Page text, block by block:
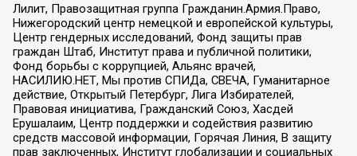
Лилит, Правозащитная группа Гражданин.Армия.Право,
Нижегородский центр немецкой и европейской культуры,
Центр гендерных исследований, Фонд защиты прав
граждан Штаб, Институт права и публичной политики,
Фонд борьбы с коррупцией, Альянс врачей,
НАСИЛИЮ.НЕТ, Мы против СПИДа, СВЕЧА, Гуманитарное
действие, Открытый Петербург, Лига Избирателей,
Правовая инициатива, Гражданский Союз, Хасдей
Ерушалаим, Центр поддержки и содействия развитию
средств массовой информации, Горячая Линия, В защиту
прав заключенных, Институт глобализации и социальных